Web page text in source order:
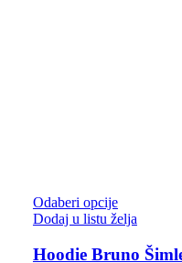
Odaberi opcije
Dodaj u listu želja
Hoodie Bruno